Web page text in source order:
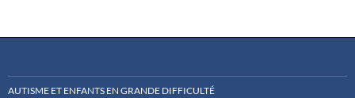
AUTISME ET ENFANTS EN GRANDE DIFFICULTÉ